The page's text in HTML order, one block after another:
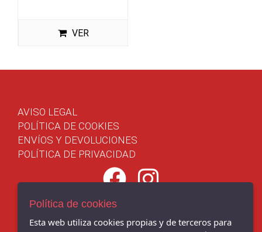
VER
AVISO LEGAL
POLÍTICA DE COOKIES
ENVÍOS Y DEVOLUCIONES
POLÍTICA DE PRIVACIDAD
(Pontevedra)
Política de cookies
Esta web utiliza cookies propias y de terceros para